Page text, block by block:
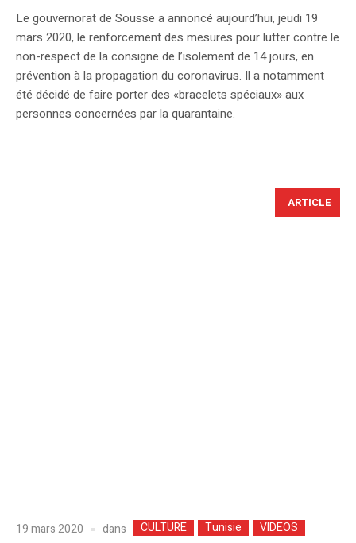
Le gouvernorat de Sousse a annoncé aujourd’hui, jeudi 19
mars 2020, le renforcement des mesures pour lutter contre le
non-respect de la consigne de l’isolement de 14 jours, en
prévention à la propagation du coronavirus. Il a notamment
été décidé de faire porter des «bracelets spéciaux» aux
personnes concernées par la quarantaine.
ARTICLE
19 mars 2020 dans CULTURE Tunisie VIDEOS